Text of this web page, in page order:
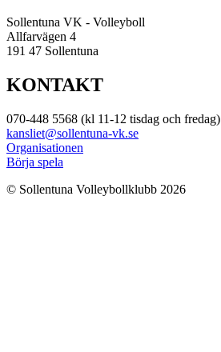
Sollentuna VK - Volleyboll
Allfarvägen 4
191 47 Sollentuna
KONTAKT
070-448 5568 (kl 11-12 tisdag och fredag)
kansliet@sollentuna-vk.se
Organisationen
Börja spela
© Sollentuna Volleybollklubb 2026